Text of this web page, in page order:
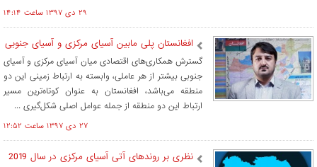
۲۹ دی ۱۳۹۷ ساعت ۱۴:۱۴
افغانستان پلی مابین آسیای مرکزی و آسیای جنوبی
گسترش همکاری‌های اقتصادی میان آسیای مرکزی و آسیای
جنوبی بیشتر از هر عاملی، وابسته به ارتباط زمینی این دو
منطقه می‌باشد، افغانستان به عنوان کوتاه‌ترین مسیر
ارتباط این دو منطقه از جمله عوامل اصلی شکل‌گیری ...
۲۷ دی ۱۳۹۷ ساعت ۱۲:۵۲
نظری بر روندهای آتی آسیای مرکزی در سال 2019